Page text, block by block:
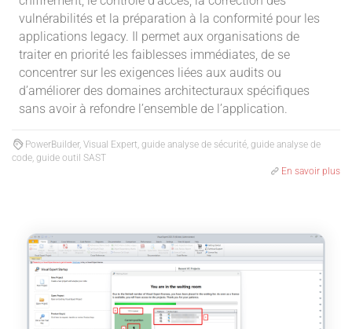
vulnérabilités et la préparation à la conformité pour les
applications legacy. Il permet aux organisations de
traiter en priorité les faiblesses immédiates, de se
concentrer sur les exigences liées aux audits ou
d’améliorer des domaines architecturaux spécifiques
sans avoir à refondre l’ensemble de l’application.
PowerBuilder, Visual Expert, guide analyse de sécurité, guide analyse de
code, guide outil SAST
En savoir plus